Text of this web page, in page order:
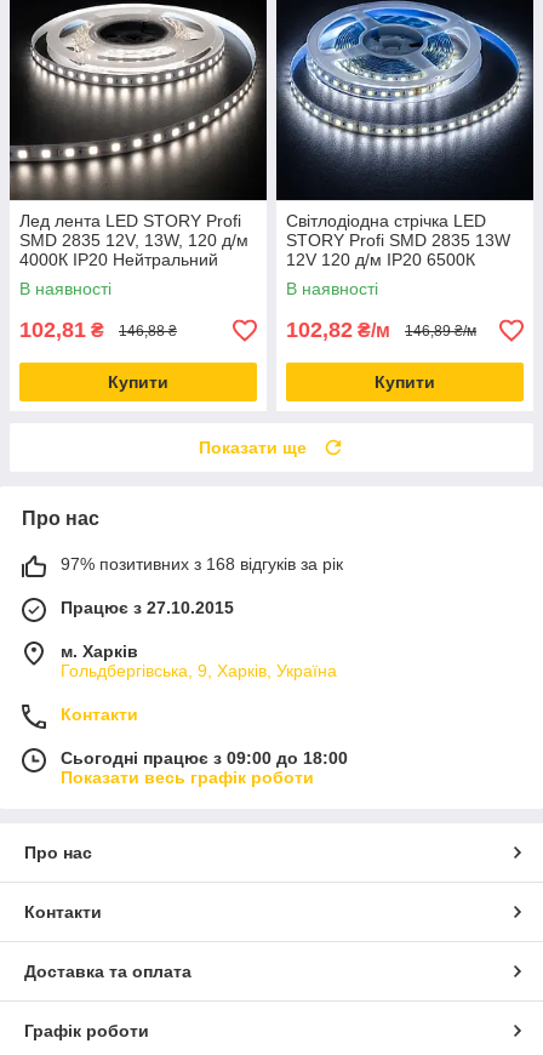
Лед лента LED STORY Profi
SMD 2835 12V, 13W, 120 д/м
4000К IP20 Нейтральний
білий (ціна 1м)
В наявності
102,81 ₴ 146,88 ₴
Купити
Світлодіодна стрічка LED
STORY Profi SMD 2835 13W
12V 120 д/м ІР20 6500К
Холодний (ціна 1м)
В наявності
102,82 ₴/м 146,89 ₴/м
Купити
Показати ще
Про нас
97% позитивних з 168 відгуків за рік
Працює з 27.10.2015
м. Харків
Гольдбергівська, 9, Харків, Україна
Контакти
Сьогодні працює з 09:00 до 18:00
Показати весь графік роботи
Про нас
Контакти
Доставка та оплата
Графік роботи